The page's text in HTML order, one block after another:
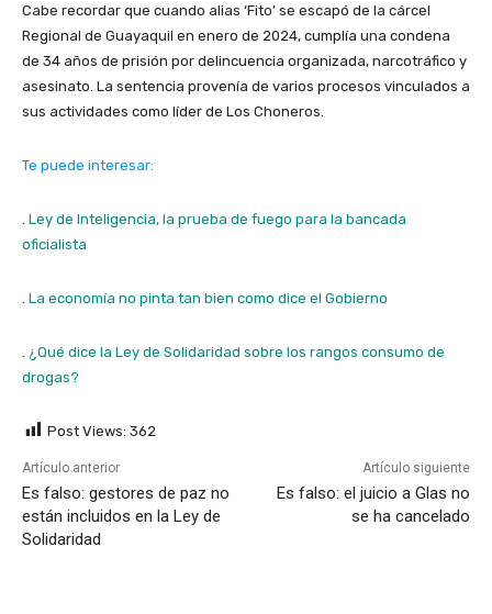
Cabe recordar que cuando alias ‘Fito’ se escapó de la cárcel
Regional de Guayaquil en enero de 2024, cumplía una condena
de 34 años de prisión por delincuencia organizada, narcotráfico y
asesinato. La sentencia provenía de varios procesos vinculados a
sus actividades como líder de Los Choneros.
Te puede interesar:
Ley de Inteligencia, la prueba de fuego para la bancada
oficialista
La economía no pinta tan bien como dice el Gobierno
¿Qué dice la Ley de Solidaridad sobre los rangos consumo de
drogas?
Post Views: 362
Artículo anterior
Es falso: gestores de paz no
están incluidos en la Ley de
Solidaridad
Artículo siguiente
Es falso: el juicio a Glas no
se ha cancelado